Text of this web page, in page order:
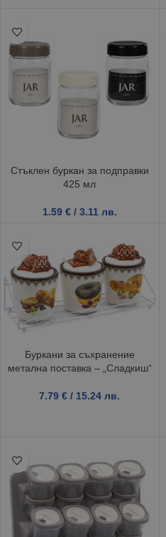
Стъклен буркан за подправки
425 мл
1.59 € / 3.11 лв.
Буркани за съхранение
метална поставка – „Сладкиш“
7.79€ / 15.24 лв.